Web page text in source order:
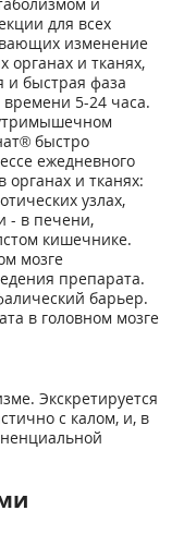
для всех
изменение
органах и тканях,
быстрая фаза
5-24 часа.
быстро
ежедневного
органах и тканях:
узлах,
- в печени,
кишечнике.
мозге
препарата.
барьер.
в головном мозге
Экскретируется
с калом, и, в